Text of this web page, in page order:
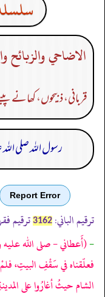
الاضاحي والزبائح
قربانی، ذبیحوں، کھانے
رسول اللہ صلی
Report Error
ترقیم الباني: 3162 ترقیم
-(أَعطاني - صلى الله
فعلّقناه في سَقْفِ البيتِ،
الشام حيثُ أغارُوا على